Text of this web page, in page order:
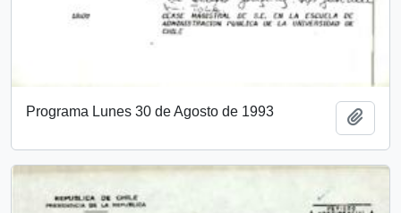
Programa Lunes 30 de Agosto de 1993